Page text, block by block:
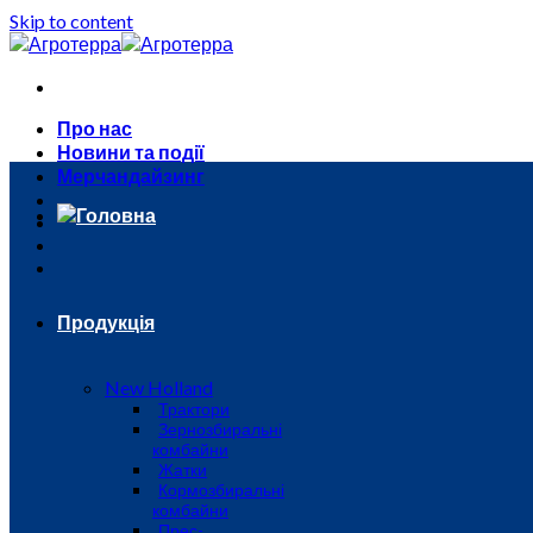
Skip to content
Про нас
Новини та події
Мерчандайзинг
Головна
Продукція
New Holland
Трактори
Зернозбиральні
комбайни
Жатки
Кормозбиральні
комбайни